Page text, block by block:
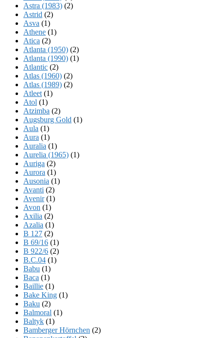
Astra (1983) (2)
Astrid (2)
Asva (1)
Athene (1)
Atica (2)
Atlanta (1950) (2)
Atlanta (1990) (1)
Atlantic (2)
Atlas (1960) (2)
Atlas (1989) (2)
Atleet (1)
Atol (1)
Atzimba (2)
Augsburg Gold (1)
Aula (1)
Aura (1)
Auralia (1)
Aurelia (1965) (1)
Auriga (2)
Aurora (1)
Ausonia (1)
Avanti (2)
Avenir(1)
Avon (1)
Axilia (2)
Azalia (1)
B 127 (2)
B 69/16 (1)
B 922/6 (2)
B.C.04 (1)
Babu (1)
Baca (1)
Baillie (1)
Bake King (1)
Baku (2)
Balmoral (1)
Baltyk (1)
Bamberger Hörnchen (2)